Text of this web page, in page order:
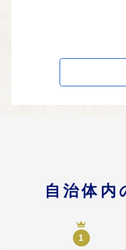
自治体内
1